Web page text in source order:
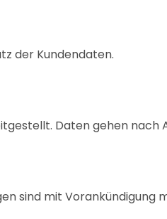
der Kundendaten.
Daten gehen nach
sind mit Vorankündigung